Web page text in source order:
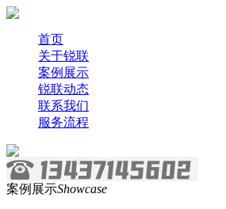
首页
关于锐联
案例展示
锐联动态
联系我们
服务流程
案例展示Showcase